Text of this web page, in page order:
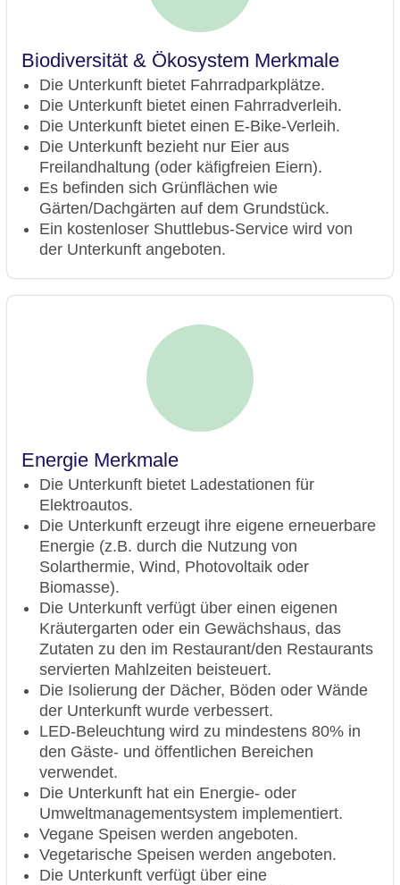
Biodiversität & Ökosystem Merkmale
Die Unterkunft bietet Fahrradparkplätze.
Die Unterkunft bietet einen Fahrradverleih.
Die Unterkunft bietet einen E-Bike-Verleih.
Die Unterkunft bezieht nur Eier aus
Freilandhaltung (oder käfigfreien Eiern).
Es befinden sich Grünflächen wie
Gärten/Dachgärten auf dem Grundstück.
Ein kostenloser Shuttlebus-Service wird von
der Unterkunft angeboten.
Energie Merkmale
Die Unterkunft bietet Ladestationen für
Elektroautos.
Die Unterkunft erzeugt ihre eigene erneuerbare
Energie (z.B. durch die Nutzung von
Solarthermie, Wind, Photovoltaik oder
Biomasse).
Die Unterkunft verfügt über einen eigenen
Kräutergarten oder ein Gewächshaus, das
Zutaten zu den im Restaurant/den Restaurants
servierten Mahlzeiten beisteuert.
Die Isolierung der Dächer, Böden oder Wände
der Unterkunft wurde verbessert.
LED-Beleuchtung wird zu mindestens 80% in
den Gäste- und öffentlichen Bereichen
verwendet.
Die Unterkunft hat ein Energie- oder
Umweltmanagementsystem implementiert.
Vegane Speisen werden angeboten.
Vegetarische Speisen werden angeboten.
Die Unterkunft verfügt über eine